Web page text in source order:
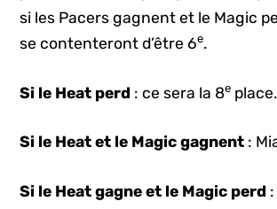
si les Pacers gagnent et le Magic
se contenteront d’être 6e.
Si le Heat perd : ce sera la 8e place.
Si le Heat et le Magic gagnent :
Si le Heat gagne et le Magic perd